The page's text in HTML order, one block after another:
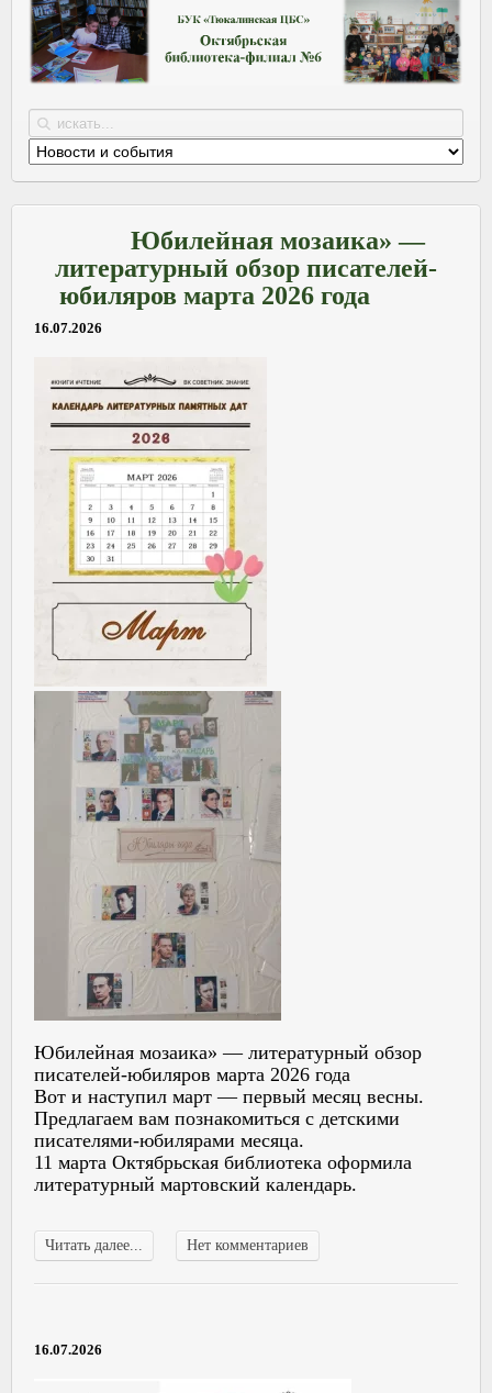
Юбилейная мозаика» —
литературный обзор писателей-
юбиляров марта 2026 года
16.07.2026
Юбилейная мозаика» — литературный обзор
писателей-юбиляров марта 2026 года
Вот и наступил март — первый месяц весны.
Предлагаем вам познакомиться с детскими
писателями-юбилярами месяца.
11 марта Октябрьская библиотека оформила
литературный мартовский календарь.
Читать далее... Нет комментариев
16.07.2026